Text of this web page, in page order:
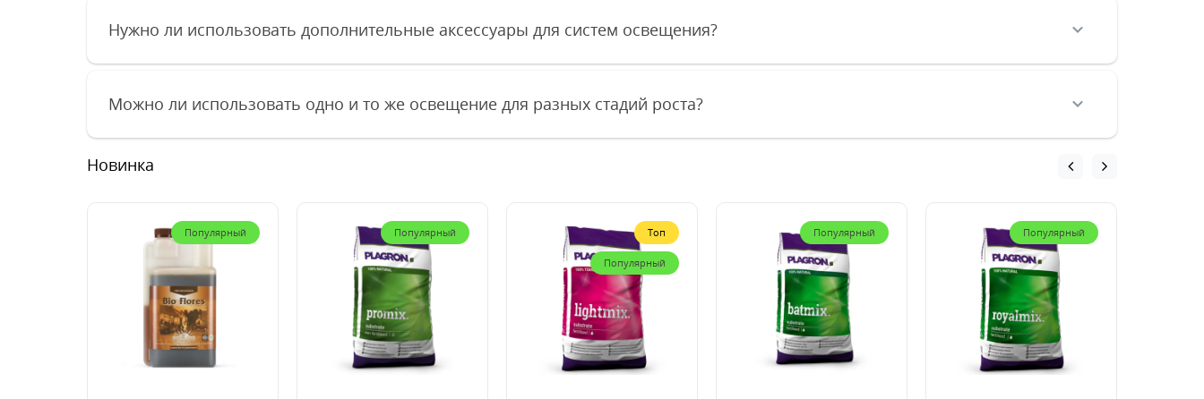
Нужно ли использовать дополнительные аксессуары для систем освещения?
Можно ли использовать одно и то же освещение для разных стадий роста?
Новинка
Популярный Популярный Топ
Популярный
Популярный Популярный